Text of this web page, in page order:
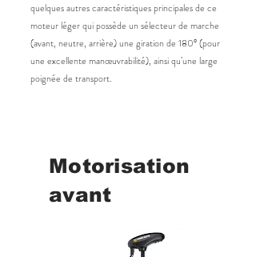
quelques autres caractéristiques principales de ce
moteur léger qui possède un sélecteur de marche
(avant, neutre, arrière) une giration de 180° (pour
une excellente manœuvrabilité), ainsi qu’une large
poignée de transport.
Motorisation
avant